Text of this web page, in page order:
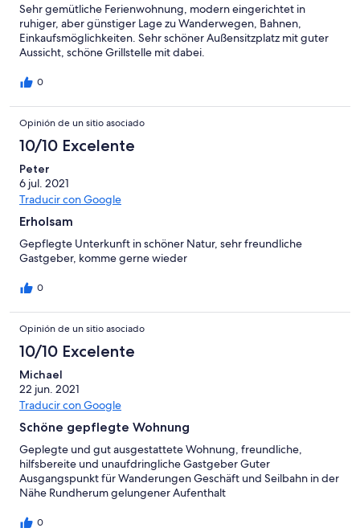
Sehr gemütliche Ferienwohnung, modern eingerichtet in
ruhiger, aber günstiger Lage zu Wanderwegen, Bahnen,
Einkaufsmöglichkeiten. Sehr schöner Außensitzplatz mit guter
Aussicht, schöne Grillstelle mit dabei.
0
Opinión de un sitio asociado
10/10 Excelente
Peter
6 jul. 2021
Traducir con Google
Erholsam
Gepflegte Unterkunft in schöner Natur, sehr freundliche
Gastgeber, komme gerne wieder
0
Opinión de un sitio asociado
10/10 Excelente
Michael
22 jun. 2021
Traducir con Google
Schöne gepflegte Wohnung
Geplegte und gut ausgestattete Wohnung, freundliche,
hilfsbereite und unaufdringliche Gastgeber Guter
Ausgangspunkt für Wanderungen Geschäft und Seilbahn in der
Nähe Rundherum gelungener Aufenthalt
0